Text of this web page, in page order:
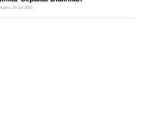
Kamis, 16 Juli 2026